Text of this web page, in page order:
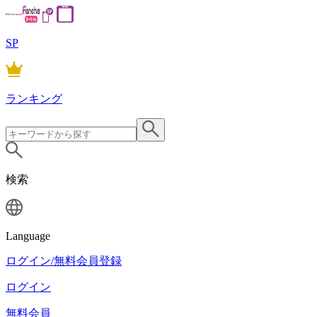
SP
ランキング
検索
Language
ログイン/無料会員登録
ログイン
無料会員